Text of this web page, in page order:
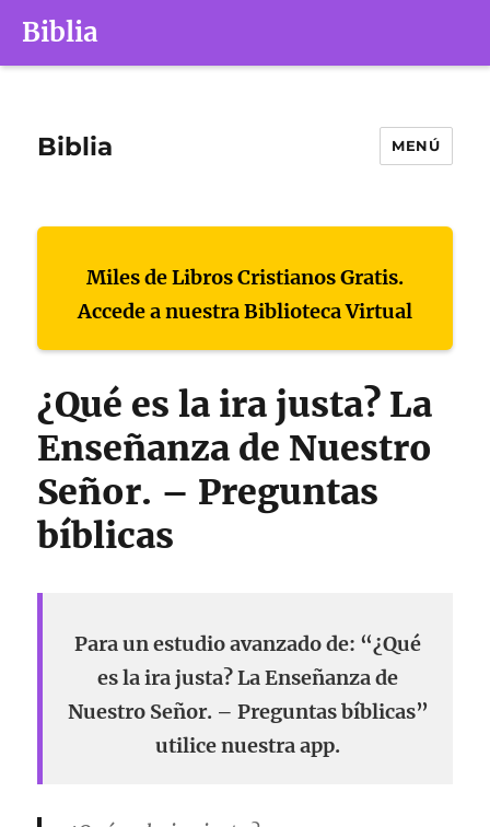
Biblia
Biblia MENÚ
Miles de Libros Cristianos Gratis.
Accede a nuestra Biblioteca Virtual
¿Qué es la ira justa? La
Enseñanza de Nuestro
Señor. – Preguntas
bíblicas
Para un estudio avanzado de: “¿Qué
es la ira justa? La Enseñanza de
Nuestro Señor. – Preguntas bíblicas”
utilice nuestra app.